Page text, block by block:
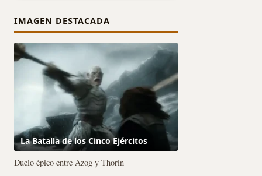
IMAGEN DESTACADA
La Batalla de los Cinco Ejércitos
Duelo épico entre Azog y Thorin